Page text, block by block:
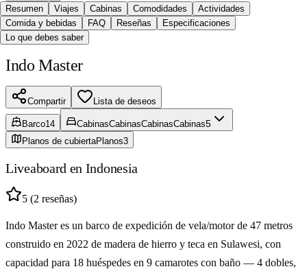
Resumen
Viajes Cabinas Comodidades
Actividades
Comida y bebidas
FAQ Reseñas
Especificaciones
Lo que debes saber
Indo Master
Compartir Lista de deseos
Barco14 CabinasCabinasCabinasCabinas5
Planos de cubiertaPlanos3
Liveaboard en Indonesia
5 (2 reseñas)
Indo Master es un barco de expedición de vela/motor de 47 metros
construido en 2022 de madera de hierro y teca en Sulawesi, con
capacidad para 18 huéspedes en 9 camarotes con baño — 4 dobles,